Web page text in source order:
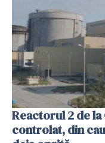
Reactorul 2 de
controlat, din